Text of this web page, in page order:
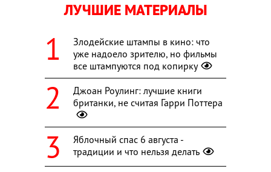
ЛУЧШИЕ МАТЕРИАЛЫ
Злодейские штампы в кино: что
уже надоело зрителю, но фильмы
все штампуются под копирку
Джоан Роулинг: лучшие книги
британки, не считая Гарри Поттера
Яблочный спас 6 августа -
традиции и что нельзя делать